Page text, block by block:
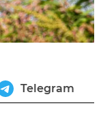
Telegram